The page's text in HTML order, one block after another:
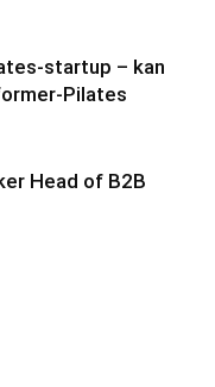
startup – kan
Pilates
Head of B2B